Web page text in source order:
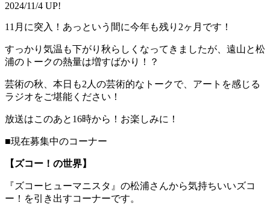
2024/11/4 UP!
11月に突入！あっという間に今年も残り2ヶ月です！
すっかり気温も下がり秋らしくなってきましたが、遠山と松
浦のトークの熱量は増すばかり！？
芸術の秋、本日も2人の芸術的なトークで、アートを感じる
ラジオをご堪能ください！
放送はこのあと16時から！お楽しみに！
■現在募集中のコーナー
【ズコー！の世界】
『ズコーヒューマニスタ』の松浦さんから気持ちいいズコ
ー！を引き出すコーナーです。